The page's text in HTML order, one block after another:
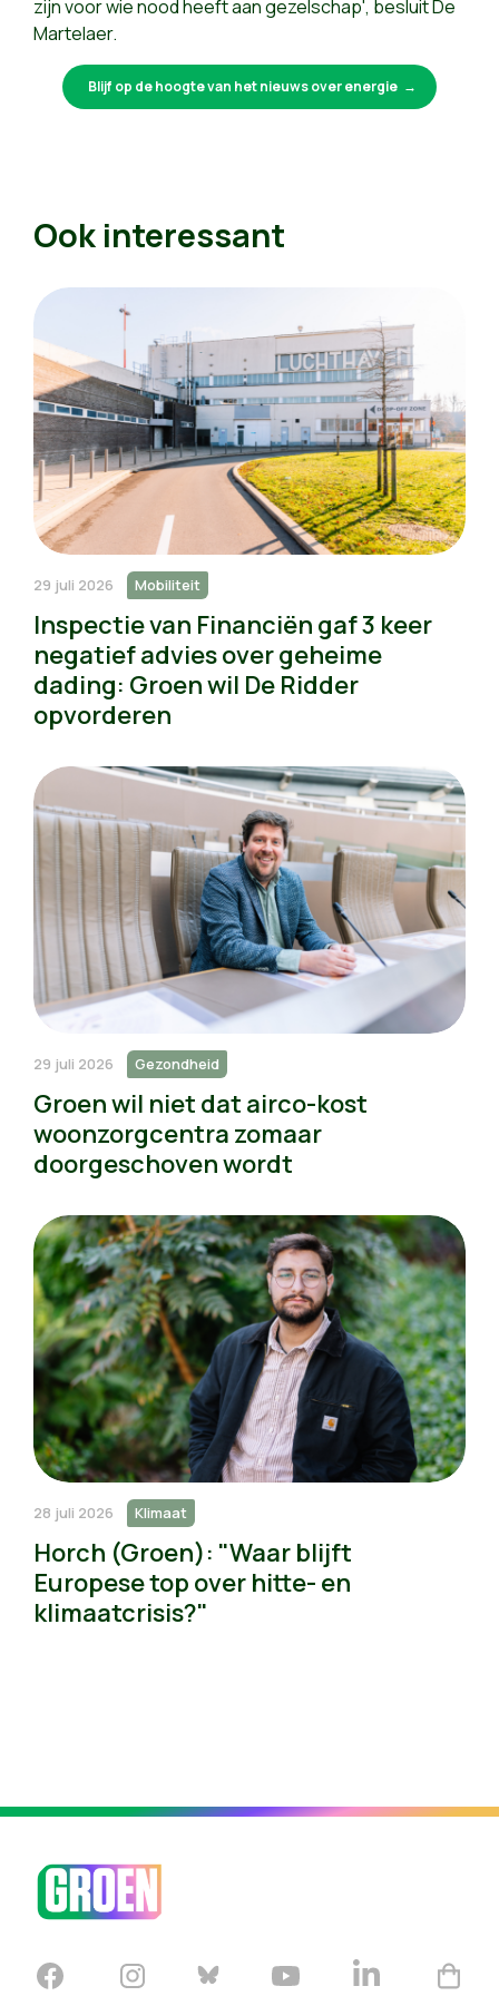
zijn voor wie nood heeft aan gezelschap', besluit De
Martelaer.
Blijf op de hoogte van het nieuws over energie
Ook interessant
29 juli 2026 Mobiliteit
Inspectie van Financiën gaf 3 keer
negatief advies over geheime
dading: Groen wil De Ridder
opvorderen
29 juli 2026 Gezondheid
Groen wil niet dat airco-kost
woonzorgcentra zomaar
doorgeschoven wordt
28 juli 2026 Klimaat
Horch (Groen): "Waar blijft
Europese top over hitte- en
klimaatcrisis?"